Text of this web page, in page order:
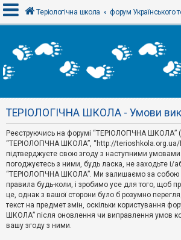
х
і
Р
є
с
т
р
а
ц
я
Т
Теріологічна школа форум Українського
ТЕРІОЛОГІЧНА ШКОЛА - Умови
Реєструючись на форумі “ТЕРІОЛОГІЧНА ШКОЛА”
“ТЕРІОЛОГІЧНА ШКОЛА”, “http://terioshkola.org.ua/
підтверджуєте свою згоду з наступними
погоджуєтесь з ними, будь ласка, не заходьте і/
“ТЕРІОЛОГІЧНА ШКОЛА”. Ми залишаємо за собою
правила будь-коли, і зробимо усе для того, щоб
це, однак з вашої сторони було б розумно
текст на предмет змін, оскільки користування
ШКОЛА” після оновлення чи виправлення умов
вашу згоду з ними.